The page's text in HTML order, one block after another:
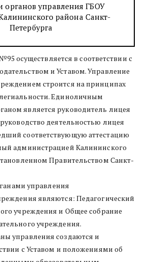
органов управления ГБОУ
района Санкт-
Петербурга
осуществляется в соответствии с
и Уставом. Управление
строится на принципах
Единоличным
является руководитель лицея
деятельностью лицея
соответствующую аттестацию
администрацией Калининского
Правительством Санкт-
управления
являются: Педагогический
учреждения и Общее собрание
учреждения.
управления создаются и
с Уставом и положениями об